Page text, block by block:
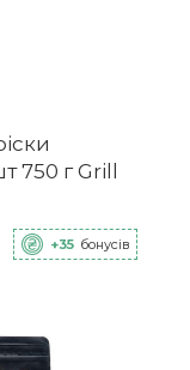
750 г Grill
+35 бонусів